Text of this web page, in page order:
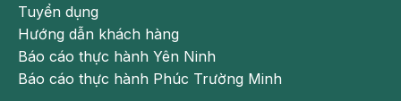
Tuyển dụng
Hướng dẫn khách hàng
Báo cáo thực hành Yên Ninh
Báo cáo thực hành Phúc Trường Minh